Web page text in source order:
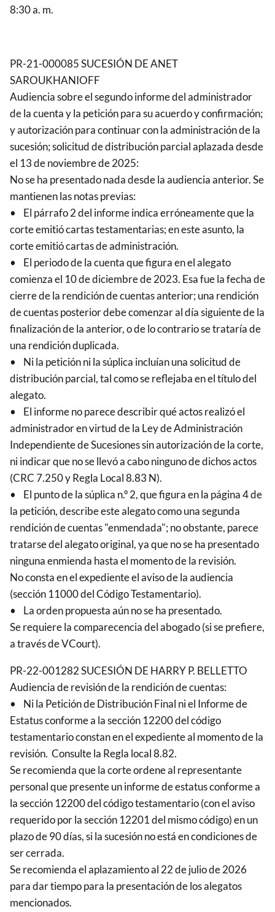
8:30 a. m.
PR-21-000085 SUCESIÓN DE ANET
SAROUKHANIOFF
Audiencia sobre el segundo informe del administrador
de la cuenta y la petición para su acuerdo y confirmación;
y autorización para continuar con la administración de la
sucesión; solicitud de distribución parcial aplazada desde
el 13 de noviembre de 2025:
No se ha presentado nada desde la audiencia anterior. Se
mantienen las notas previas:
• El párrafo 2 del informe indica erróneamente que la
corte emitió cartas testamentarias; en este asunto, la
corte emitió cartas de administración.
• El periodo de la cuenta que figura en el alegato
comienza el 10 de diciembre de 2023. Esa fue la fecha de
cierre de la rendición de cuentas anterior; una rendición
de cuentas posterior debe comenzar al día siguiente de la
finalización de la anterior, o de lo contrario se trataría de
una rendición duplicada.
• Ni la petición ni la súplica incluían una solicitud de
distribución parcial, tal como se reflejaba en el título del
alegato.
• El informe no parece describir qué actos realizó el
administrador en virtud de la Ley de Administración
Independiente de Sucesiones sin autorización de la corte,
ni indicar que no se llevó a cabo ninguno de dichos actos
(CRC 7.250 y Regla Local 8.83 N).
• El punto de la súplica n.º 2, que figura en la página 4 de
la petición, describe este alegato como una segunda
rendición de cuentas "enmendada"; no obstante, parece
tratarse del alegato original, ya que no se ha presentado
ninguna enmienda hasta el momento de la revisión.
No consta en el expediente el aviso de la audiencia
(sección 11000 del Código Testamentario).
• La orden propuesta aún no se ha presentado.
Se requiere la comparecencia del abogado (si se prefiere,
a través de VCourt).
PR-22-001282 SUCESIÓN DE HARRY P. BELLETTO
Audiencia de revisión de la rendición de cuentas:
• Ni la Petición de Distribución Final ni el Informe de
Estatus conforme a la sección 12200 del código
testamentario constan en el expediente al momento de la
revisión. Consulte la Regla local 8.82.
Se recomienda que la corte ordene al representante
personal que presente un informe de estatus conforme a
la sección 12200 del código testamentario (con el aviso
requerido por la sección 12201 del mismo código) en un
plazo de 90 días, si la sucesión no está en condiciones de
ser cerrada.
Se recomienda el aplazamiento al 22 de julio de 2026
para dar tiempo para la presentación de los alegatos
mencionados.